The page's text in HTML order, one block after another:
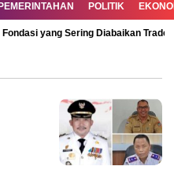
PEMERINTAHAN POLITIK
yang Sering Diabaikan